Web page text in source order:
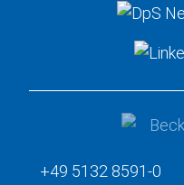
+49 5132 8591-0